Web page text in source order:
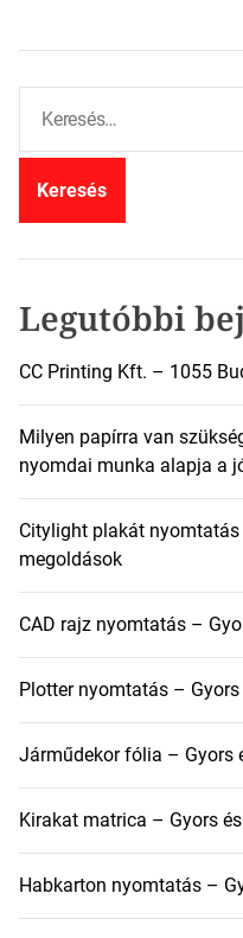
r
Legutóbbi
CC Printing Kft. – 1055
Milyen papírra van
nyomdai munka alapja a
Citylight plakát
megoldások
CAD rajz nyomtatás –
Plotter nyomtatás –
Járműdekor fólia – Gyors
Kirakat matrica – Gyors
Habkarton nyomtatás –